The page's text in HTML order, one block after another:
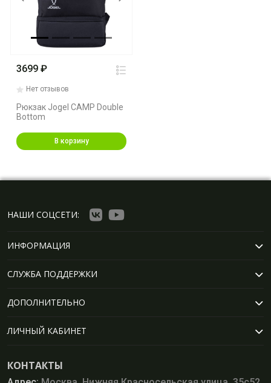
3699 ₽
Рюкзак Jogel CAMP Double
Bottom
Нет отзывов
В корзину
НАШИ СОЦСЕТИ:
ИНФОРМАЦИЯ
СЛУЖБА ПОДДЕРЖКИ
ДОПОЛНИТЕЛЬНО
ЛИЧНЫЙ КАБИНЕТ
КОНТАКТЫ